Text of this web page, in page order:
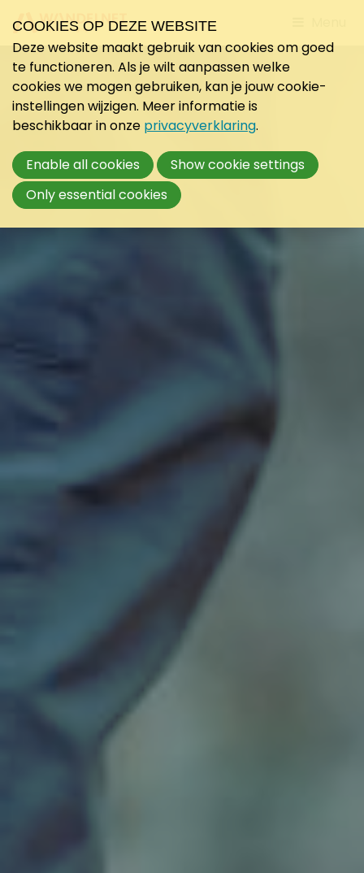
to
COOKIES OP DEZE WEBSITE
Deze website maakt gebruik van cookies om goed
te functioneren. Als je wilt aanpassen welke
cookies we mogen gebruiken, kan je jouw cookie-
instellingen wijzigen. Meer informatie is
beschikbaar in onze privacyverklaring.
Enable all cookies
Show cookie settings
Only essential cookies